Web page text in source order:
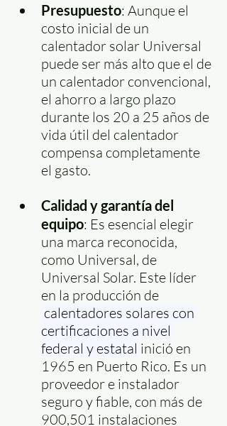
Presupuesto: Aunque el
costo inicial de un
calentador solar Universal
puede ser más alto que el de
un calentador convencional,
el ahorro a largo plazo
durante los 20 a 25 años de
vida útil del calentador
compensa completamente
el gasto.
Calidad y garantía del
equipo: Es esencial elegir
una marca reconocida,
como Universal, de
Universal Solar. Este líder
en la producción de
calentadores solares con
certificaciones a nivel
federal y estatal inició en
1965 en Puerto Rico. Es un
proveedor e instalador
seguro y fiable, con más de
900,501 instalaciones